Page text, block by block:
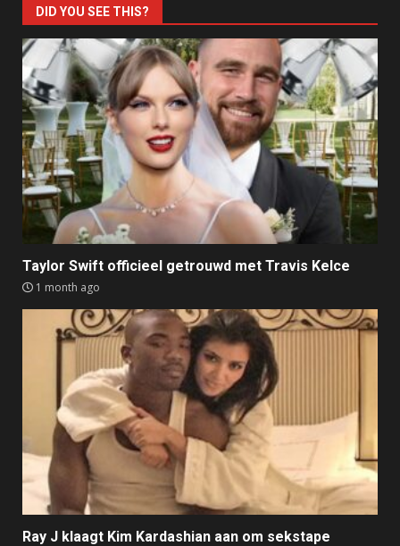
DID YOU SEE THIS?
Taylor Swift officieel getrouwd met Travis Kelce
1 month ago
Ray J klaagt Kim Kardashian aan om sekstape